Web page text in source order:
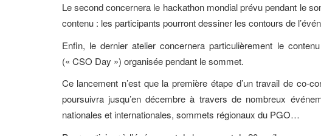
Le second concernera le hackathon mondial prévu pendant le
contenu : les participants pourront dessiner les contours de
Enfin, le dernier atelier concernera particulièrement le
(« CSO Day ») organisée pendant le sommet.
Ce lancement n’est que la première étape d’un travail de co-
poursuivra jusqu’en décembre à travers de nombreux
nationales et internationales, sommets régionaux du PGO…